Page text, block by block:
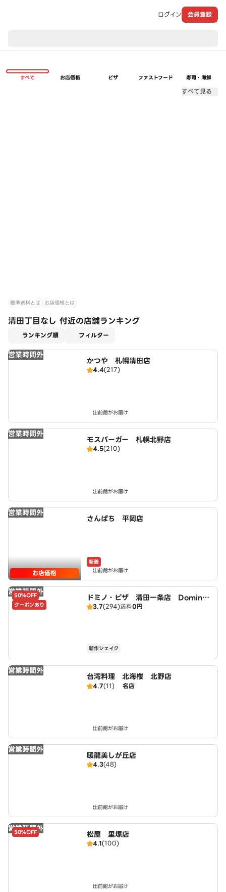
ログイン 会員登録
すべて お店価格 ピザ ファストフード 寿司・海鮮
すべて見る
標準送料とは お店価格とは
清田丁目なし 付近の店舗ランキング
ランキング順 フィルター
営業時間外
かつや 札幌清田店
4.4(217)
出前館がお届け
営業時間外
モスバーガー 札幌北野店
4.5(210)
出前館がお届け
営業時間外
お店価格
さんぱち 平岡店
新着
出前館がお届け
営業時間外
50%OFF
クーポンあり
ドミノ・ピザ 清田一条店 Domin
o's3.7(294)送料0円
新作シェイク
営業時間外
台湾料理 北海楼 北野店
4.7(11) 名店
出前館がお届け
営業時間外
暖龍美しが丘店
4.3(48)
出前館がお届け
営業時間外
50%OFF 松屋 里塚店
4.1(100)
出前館がお届け